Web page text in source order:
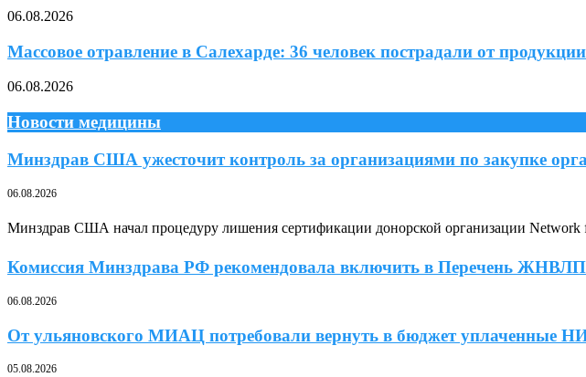
06.08.2026
Массовое отравление в Салехарде: 36 человек пострадали от
06.08.2026
Новости медицины
Минздрав США ужесточит контроль за организациями по закупке
06.08.2026
Минздрав США начал процедуру лишения сертификации донорской организации
Комиссия Минздрава РФ рекомендовала включить в Перечень ЖНВЛП
06.08.2026
От ульяновского МИАЦ потребовали вернуть в бюджет уплаченные
05.08.2026